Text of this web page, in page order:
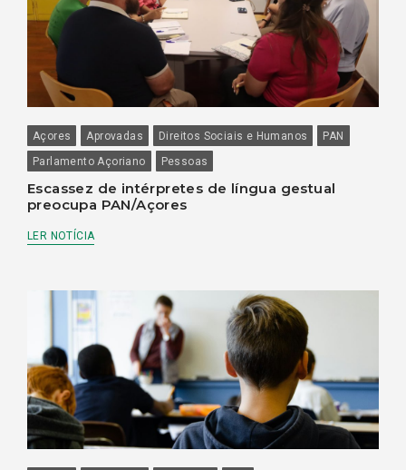
Açores Aprovadas Direitos Sociais e Humanos
PAN
Parlamento Açoriano
Pessoas
Escassez de intérpretes de língua gestual
preocupa PAN/Açores
LER NOTÍCIA